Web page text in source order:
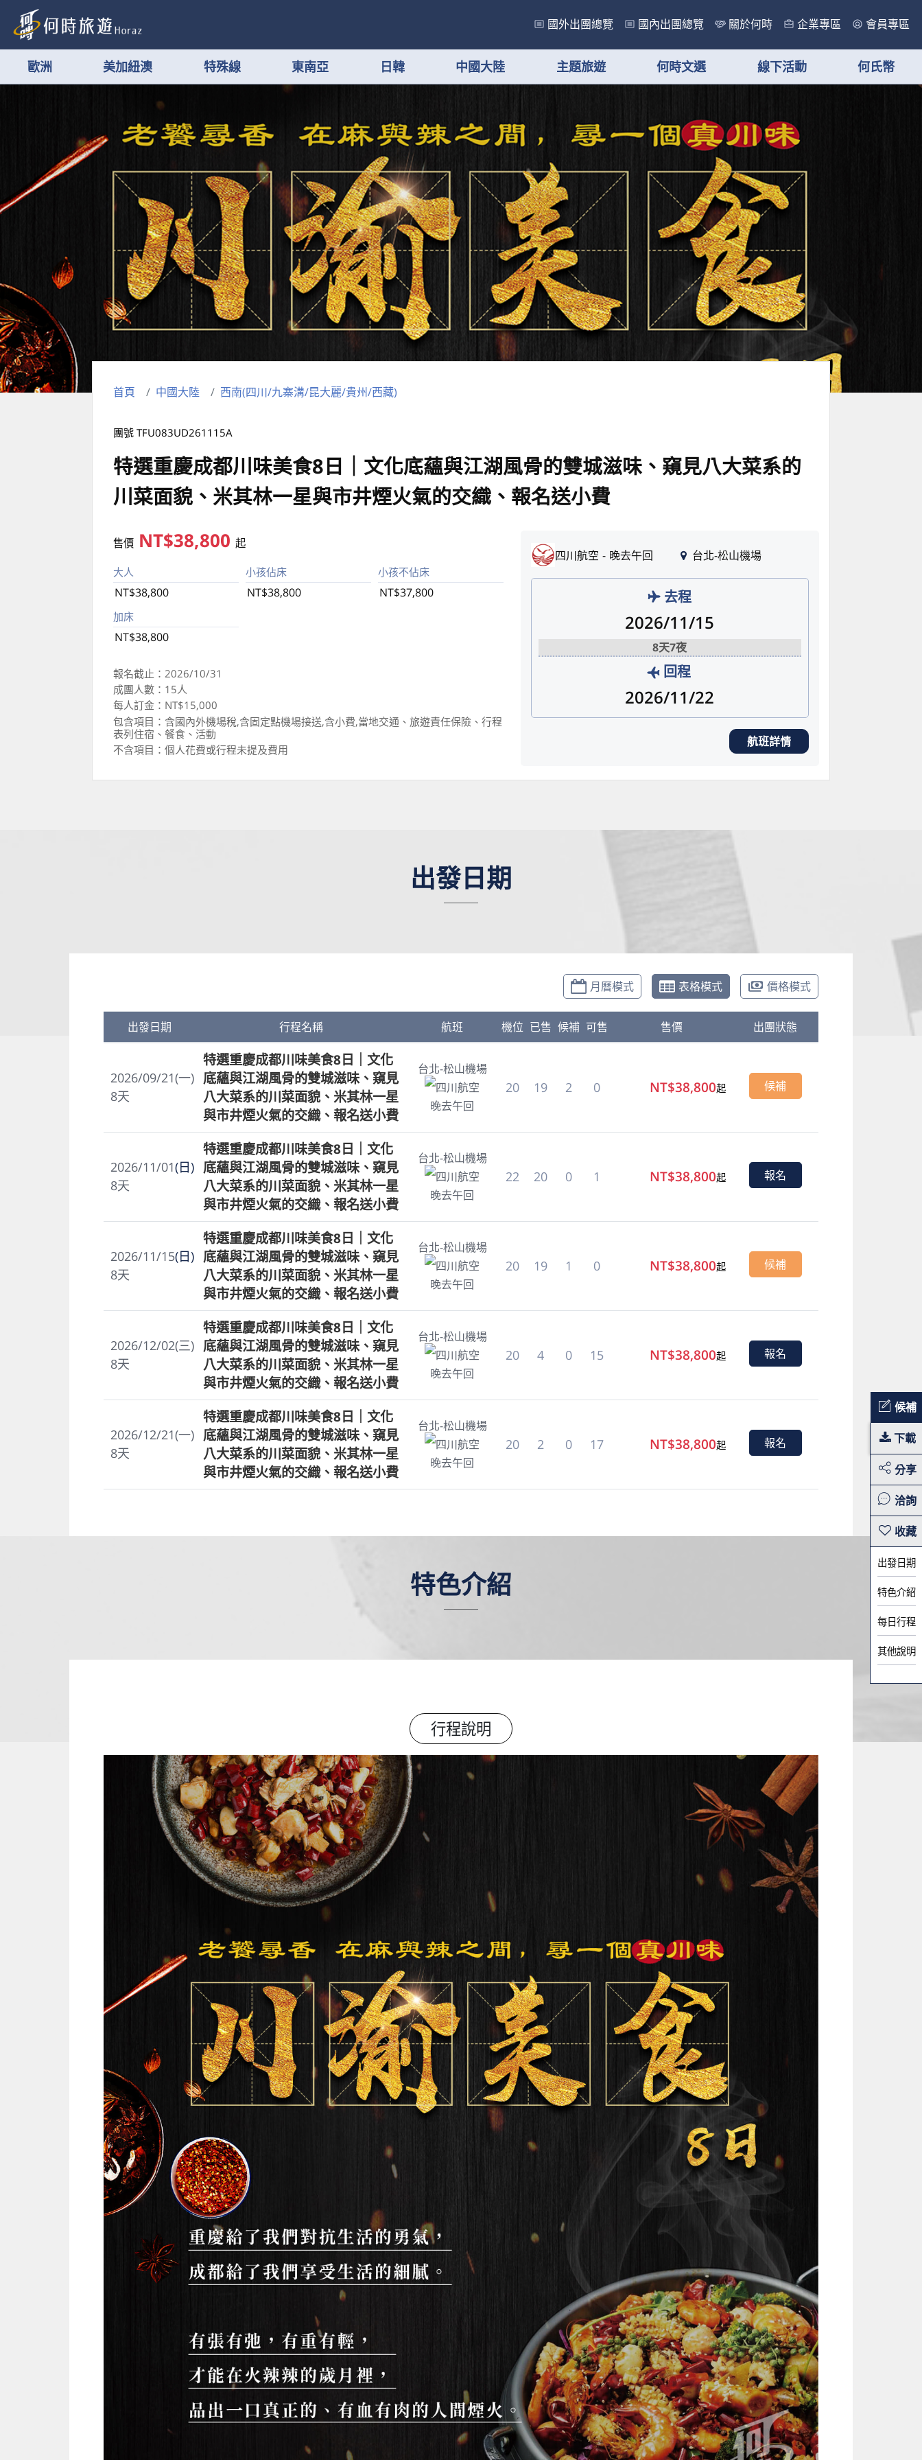
國外出團總覽 國內出團總覽 關於何時 企業專區 會員專區
歐洲 美加紐澳 特殊線 東南亞 日韓 中國大陸 主題旅遊 何時文選 線下活動 何氏幣
候補
下載
分享
洽詢
特色介紹
每日行程
其他說明
出發日期
首頁 中國大陸 西南(四川/九寨溝/昆大麗/貴州/西藏)
團號 TFU083UD261115A
特選重慶成都川味美食8日｜文化底蘊與江湖風骨的雙城滋味、窺見八大菜系的
川菜面貌、米其林一星與市井煙火氣的交織、報名送小費
售價 NT$38,800起
大人
NT$38,800
小孩佔床
NT$38,800
小孩不佔床
NT$37,800
加床
NT$38,800
報名截止：2026/10/31
成團人數：15人
每人訂金：NT$15,000
包含項目：含國內外機場稅,含固定點機場接送,含小費,當地交通、旅遊責任保險、行程
表列住宿、餐食、活動
不含項目：個人花費或行程未提及費用
四川航空 晚去午回 台北-松山機場
去程
2026/11/15
8天7夜
回程
2026/11/22
航班詳情
特色介紹
行程說明
出發日期
月曆模式 表格模式 價格模式
出發日期 行程名稱 航班 機位 已售 候補 可售 售價 出團狀態
2026/09/21(一)
8天
特選重慶成都川味美食8日｜文化
底蘊與江湖風骨的雙城滋味、窺見
八大菜系的川菜面貌、米其林一星
與市井煙火氣的交織、報名送小費
台北-松山機場
四川航空
晚去午回
20 19 2 0 NT$38,800起 候補
2026/11/01(日)
8天
特選重慶成都川味美食8日｜文化
底蘊與江湖風骨的雙城滋味、窺見
八大菜系的川菜面貌、米其林一星
與市井煙火氣的交織、報名送小費
台北-松山機場
四川航空
晚去午回
22 20 0 1 NT$38,800起 報名
2026/11/15(日)
8天
特選重慶成都川味美食8日｜文化
底蘊與江湖風骨的雙城滋味、窺見
八大菜系的川菜面貌、米其林一星
與市井煙火氣的交織、報名送小費
台北-松山機場
四川航空
晚去午回
20 19 1 0 NT$38,800起 候補
2026/12/02(三)
8天
特選重慶成都川味美食8日｜文化
底蘊與江湖風骨的雙城滋味、窺見
八大菜系的川菜面貌、米其林一星
與市井煙火氣的交織、報名送小費
台北-松山機場
四川航空
晚去午回
20 4 0 15 NT$38,800起 報名
2026/12/21(一)
8天
特選重慶成都川味美食8日｜文化
底蘊與江湖風骨的雙城滋味、窺見
八大菜系的川菜面貌、米其林一星
與市井煙火氣的交織、報名送小費
台北-松山機場
四川航空
晚去午回
20 2 0 17 NT$38,800起 報名